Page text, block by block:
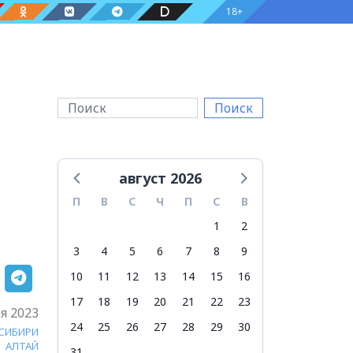
18+
Поиск
2023
АЛТАЙ
август 2026
П В С Ч П С
В
1
2
3
4 5 6 7 8
9
10
11 12 13 14 15
16
17
18 19 20 21 22
23
24
25 26 27 28 29
30